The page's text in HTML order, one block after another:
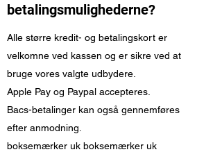
betalingsmulighederne?
Alle større kredit- og betalingskort er
velkomne ved kassen og er sikre ved at
bruge vores valgte udbydere.
Apple Pay og Paypal accepteres.
Bacs-betalinger kan også gennemføres
efter anmodning.
boksemærker uk boksemærker uk